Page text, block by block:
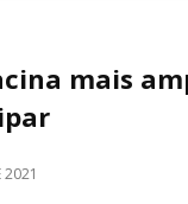
mais
2021